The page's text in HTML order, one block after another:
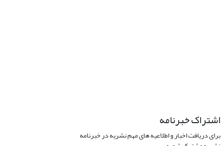
اشتراک خبرنامه
برای دریافت اخبار و اطلاعیه های مهم نشریه در خبرنامه